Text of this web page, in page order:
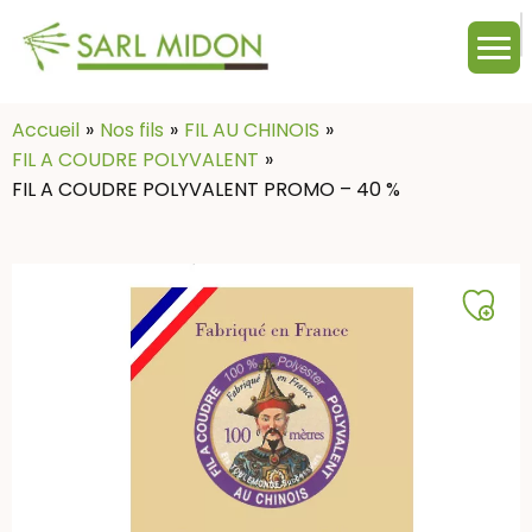
Accueil
Nos fils
FIL AU CHINOIS
FIL A COUDRE POLYVALENT
FIL A COUDRE POLYVALENT PROMO – 40 %